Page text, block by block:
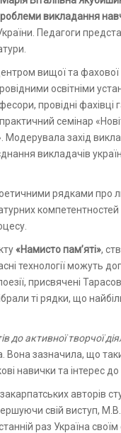
викладання
Педагоги
вищої та
освітніми
провідні фахівці
семінар
Модерувала захід
викладачів
рядками про
компетентностей
«Намисто пам’яті»,
технології можуть
присвячені
ті рядки, що
активної творчої
Вона зазначила, що
навички та інтерес до
авторів
свій виступ,
раз Україна своїм